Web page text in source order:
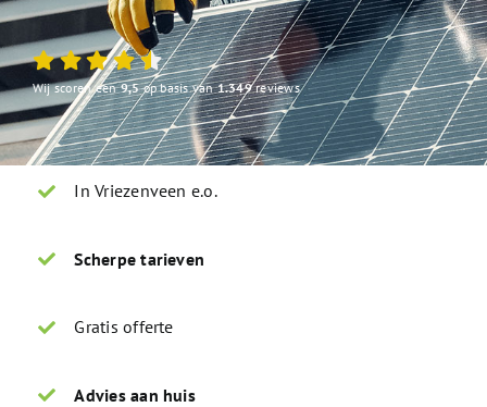
Wij scoren een9,5op basis van1.349reviews
In Vriezenveen e.o.
Scherpe tarieven
Gratis offerte
Advies aan huis